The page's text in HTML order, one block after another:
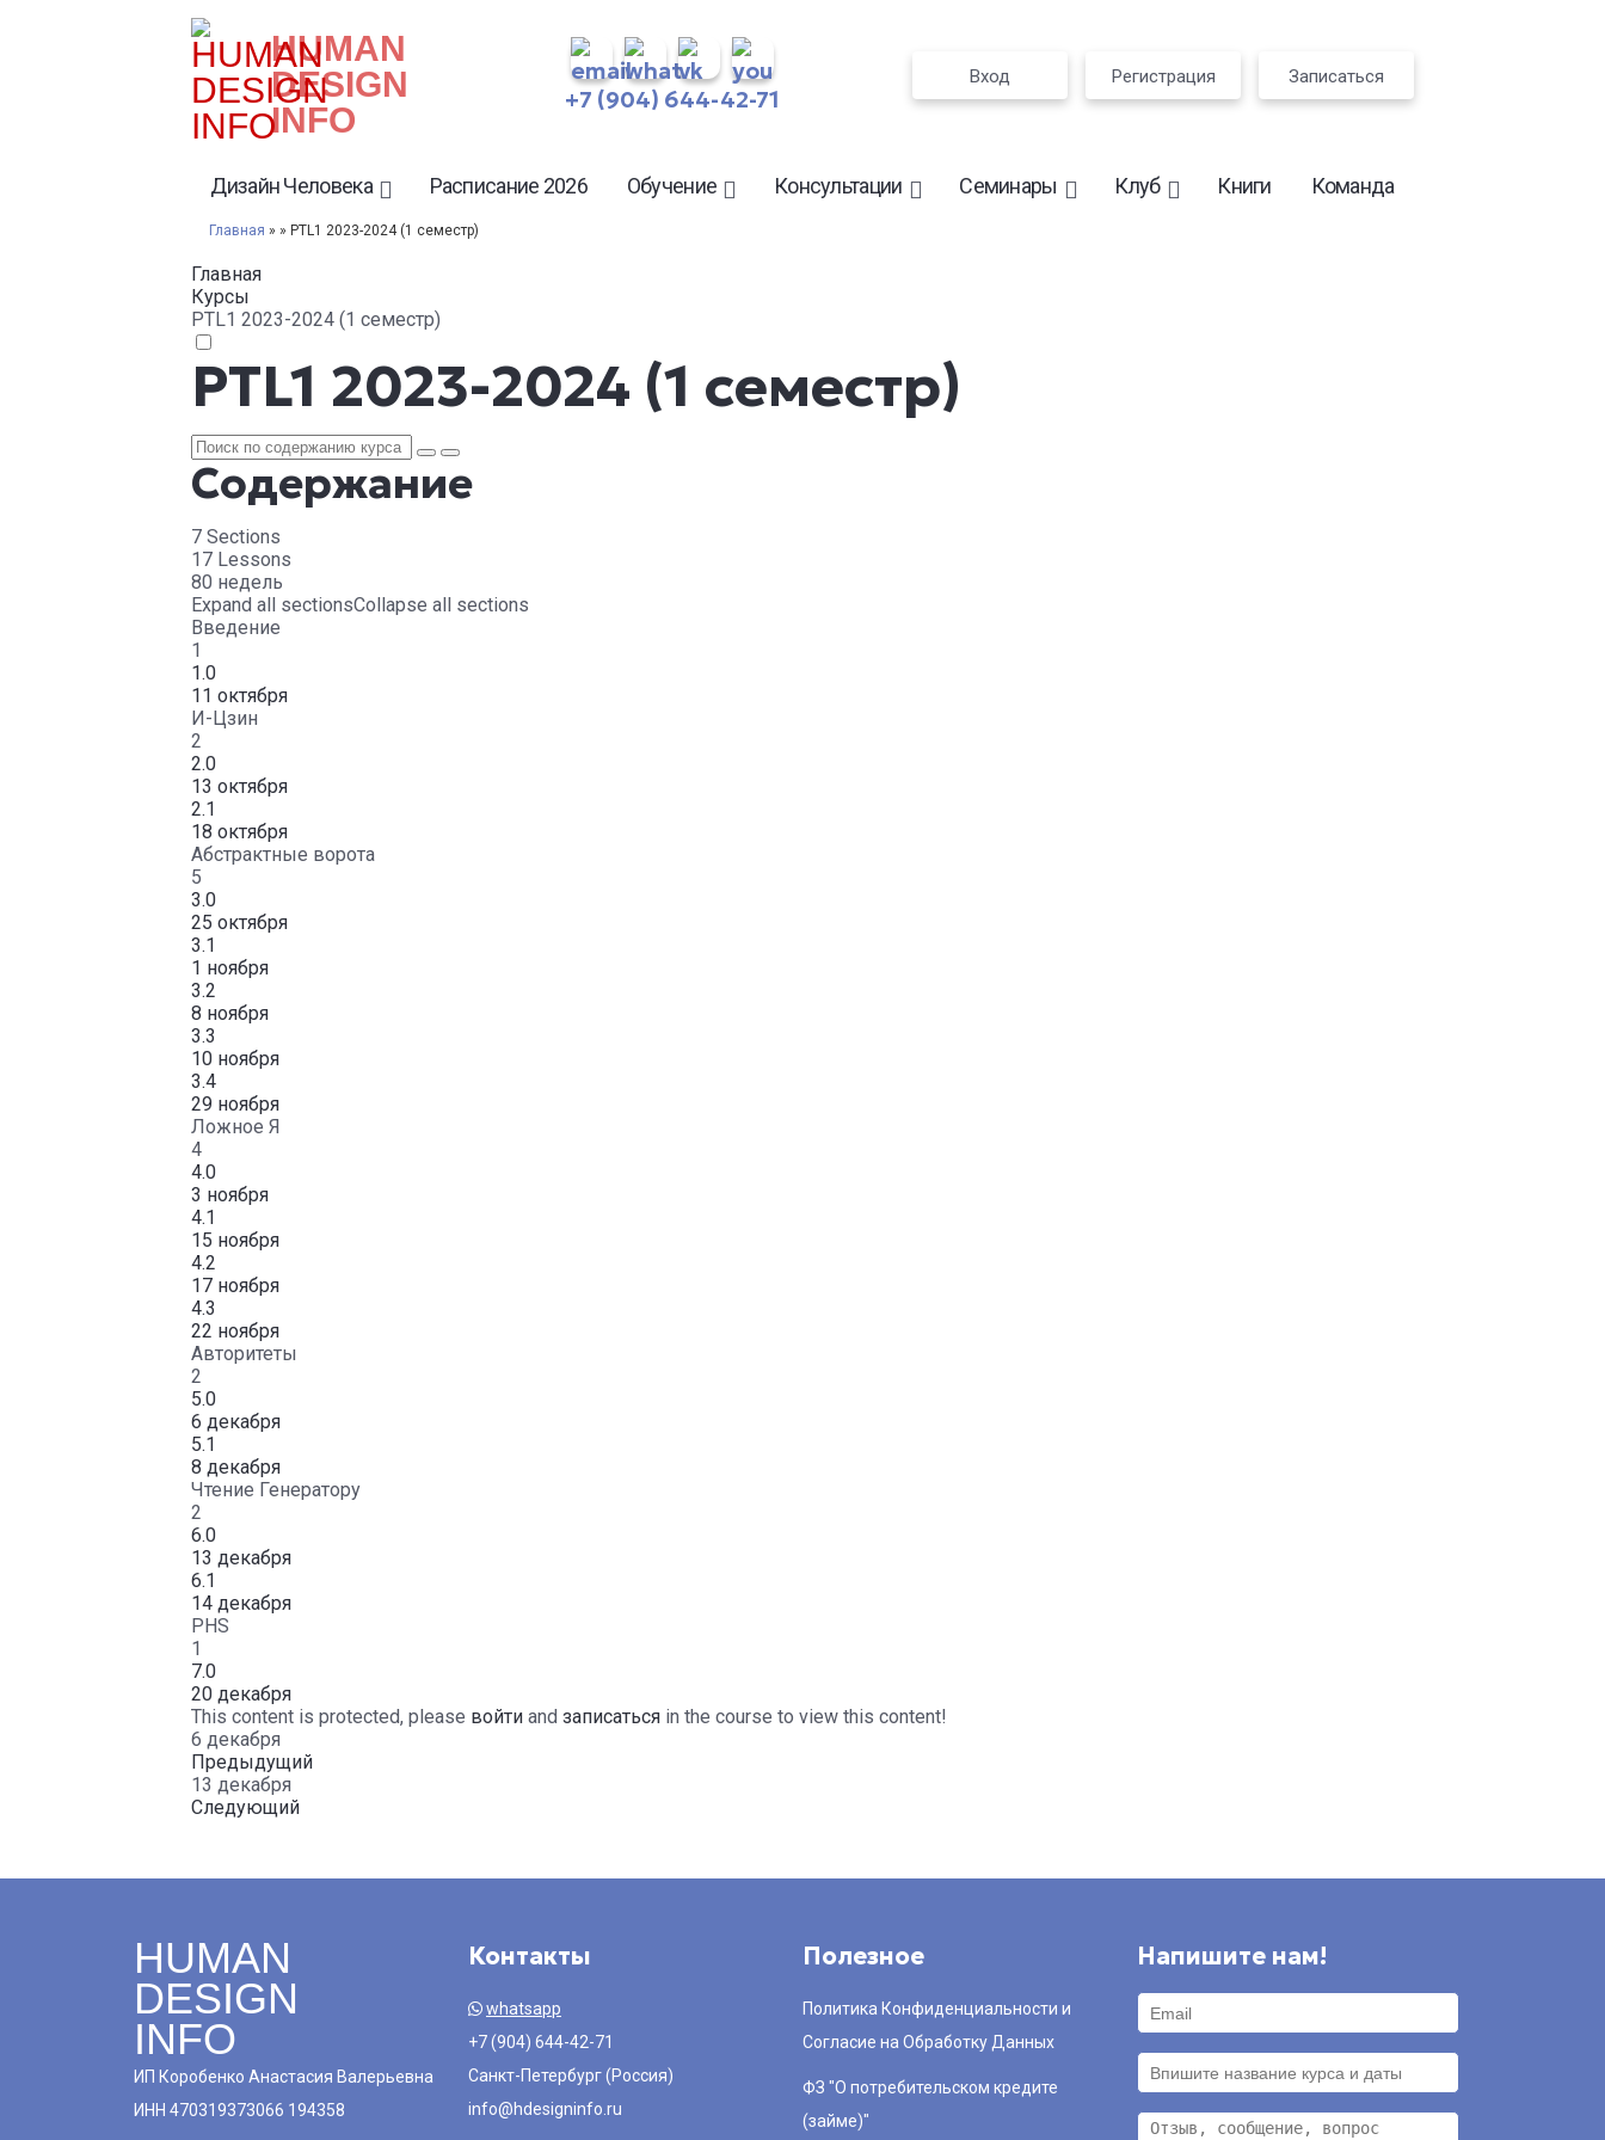
HUMAN
DESIGN
INFO
+7 (904) 644-42-71
Вход Регистрация Записаться
Дизайн Человека Расписание 2026 Обучение Консультации Семинары Клуб Книги Команда
Главная » » PTL1 2023-2024 (1 семестр)
Главная
Курсы
PTL1 2023-2024 (1 семестр)
PTL1 2023-2024 (1 семестр)
Содержание
7 Sections
17 Lessons
80 недель
Expand all sectionsCollapse all sections
Введение
1
1.0
11 октября
И-Цзин
2
2.0
13 октября
2.1
18 октября
Абстрактные ворота
5
3.0
25 октября
3.1
1 ноября
3.2
8 ноября
3.3
10 ноября
3.4
29 ноября
Ложное Я
4
4.0
3 ноября
4.1
15 ноября
4.2
17 ноября
4.3
22 ноября
Авторитеты
2
5.0
6 декабря
5.1
8 декабря
Чтение Генератору
2
6.0
13 декабря
6.1
14 декабря
PHS
1
7.0
20 декабря
This content is protected, please войти and записаться in the course to view this content!
6 декабря
Предыдущий
13 декабря
Следующий
HUMAN
DESIGN
INFO
ИП Коробенко Анастасия Валерьевна
ИНН 470319373066 194358
Контакты
whatsapp
+7 (904) 644-42-71
Санкт-Петербург (Россия)
info@hdesigninfo.ru
Полезное
Политика Конфиденциальности и
Согласие на Обработку Данных
ФЗ "О потребительском кредите
(займе)"
Напишите нам!